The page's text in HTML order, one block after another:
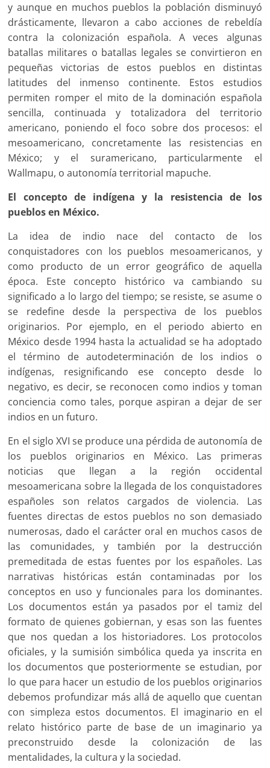
y aunque en muchos pueblos la población disminuyó
drásticamente, llevaron a cabo acciones de rebeldía
contra la colonización española. A veces algunas
batallas militares o batallas legales se convirtieron en
pequeñas victorias de estos pueblos en distintas
latitudes del inmenso continente. Estos estudios
permiten romper el mito de la dominación española
sencilla, continuada y totalizadora del territorio
americano, poniendo el foco sobre dos procesos: el
mesoamericano, concretamente las resistencias en
México; y el suramericano, particularmente el
Wallmapu, o autonomía territorial mapuche.
El concepto de indígena y la resistencia de los
pueblos en México.
La idea de indio nace del contacto de los
conquistadores con los pueblos mesoamericanos, y
como producto de un error geográfico de aquella
época. Este concepto histórico va cambiando su
significado a lo largo del tiempo; se resiste, se asume o
se redefine desde la perspectiva de los pueblos
originarios. Por ejemplo, en el periodo abierto en
México desde 1994 hasta la actualidad se ha adoptado
el término de autodeterminación de los indios o
indígenas, resignificando ese concepto desde lo
negativo, es decir, se reconocen como indios y toman
conciencia como tales, porque aspiran a dejar de ser
indios en un futuro.
En el siglo XVI se produce una pérdida de autonomía de
los pueblos originarios en México. Las primeras
noticias que llegan a la región occidental
mesoamericana sobre la llegada de los conquistadores
españoles son relatos cargados de violencia. Las
fuentes directas de estos pueblos no son demasiado
numerosas, dado el carácter oral en muchos casos de
las comunidades, y también por la destrucción
premeditada de estas fuentes por los españoles. Las
narrativas históricas están contaminadas por los
conceptos en uso y funcionales para los dominantes.
Los documentos están ya pasados por el tamiz del
formato de quienes gobiernan, y esas son las fuentes
que nos quedan a los historiadores. Los protocolos
oficiales, y la sumisión simbólica queda ya inscrita en
los documentos que posteriormente se estudian, por
lo que para hacer un estudio de los pueblos originarios
debemos profundizar más allá de aquello que cuentan
con simpleza estos documentos. El imaginario en el
relato histórico parte de base de un imaginario ya
preconstruido desde la colonización de las
mentalidades, la cultura y la sociedad.